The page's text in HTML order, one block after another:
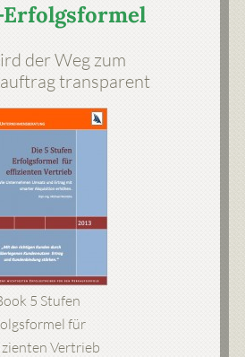
der Weg zum
transparent
5 Stufen
für
Vertrieb